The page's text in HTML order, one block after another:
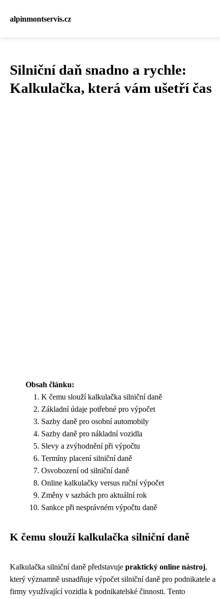
alpinmontservis.cz
Silniční daň snadno a rychle:
Kalkulačka, která vám ušetří čas
Obsah článku:
K čemu slouží kalkulačka silniční daně
Základní údaje potřebné pro výpočet
Sazby daně pro osobní automobily
Sazby daně pro nákladní vozidla
Slevy a zvýhodnění při výpočtu
Termíny placení silniční daně
Osvobození od silniční daně
Online kalkulačky versus ruční výpočet
Změny v sazbách pro aktuální rok
Sankce při nesprávném výpočtu daně
K čemu slouží kalkulačka silniční daně
Kalkulačka silniční daně představuje praktický online nástroj,
který významně usnadňuje výpočet silniční daně pro podnikatele a
firmy využívající vozidla k podnikatelské činnosti. Tento